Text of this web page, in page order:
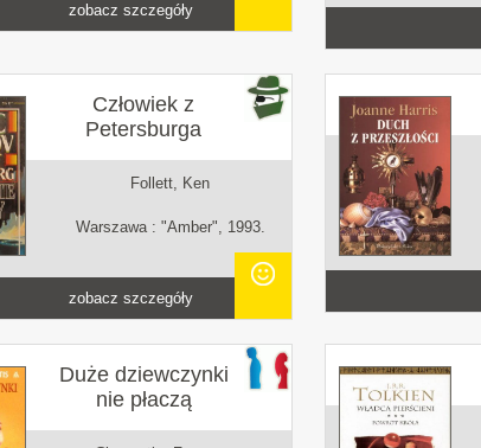
zobacz szczegóły
Człowiek z
Petersburga
Follett, Ken
Warszawa : "Amber", 1993.
zobacz szczegóły
Duże dziewczynki
nie płaczą